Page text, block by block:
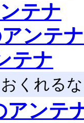
テナ
ンテナ
テナ
くれるな
アンテ